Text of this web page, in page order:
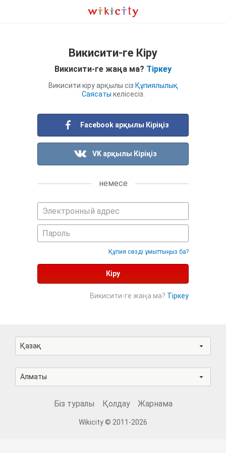
Викисити-ге Кіру
Викисити-ге жаңа ма? Тіркеу
Викисити кіру арқылы сіз Құпиялылық
Саясаты келісесіз.
Facebook арқылы Кіріңіз
VK арқылы Кіріңіз
немесе
Құпия сөзді ұмыттыңыз ба?
Кіру
Викисити-ге жаңа ма? Тіркеу
Қазақ
Алматы
Біз туралы Қолдау Жарнама
Wikicity © 2011-2026